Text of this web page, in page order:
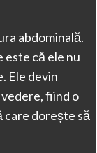
abdominală.
este că ele nu
Ele devin
fiind o
care dorește să